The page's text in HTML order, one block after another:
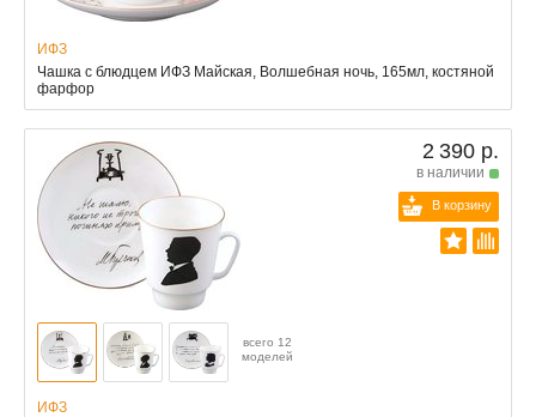
ИФЗ
Чашка с блюдцем ИФЗ Майская, Волшебная ночь, 165мл, костяной
фарфор
2 390 р.
в наличии
В корзину
всего 12
моделей
ИФЗ